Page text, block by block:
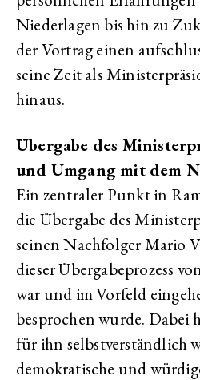
Niederlagen bis hin zu
der Vortrag einen
seine Zeit als
hinaus.
Übergabe des
und Umgang mit dem
Ein zentraler Punkt in
die Übergabe des
seinen Nachfolger Mario
dieser Übergabeprozess
war und im Vorfeld
besprochen wurde. Dabei
für ihn selbstverständlich
demokratische und